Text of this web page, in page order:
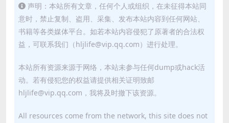
声明：本站所有文章，任何个人或组织，在未征得本站同
意时，禁止复制、盗用、采集、发布本站内容到任何网站、
书籍等各类媒体平台。如若本站内容侵犯了原著者的合法权
益，可联系我们（hljlife@vip.qq.com）进行处理。
本站所有资源来源于网络，本站未参与任何dump或hack活
动。若有侵犯您的权益请提供相关证明致邮
hljlife@vip.qq.com，我将及时撤下该资源。
All resources come from the network, this site does not